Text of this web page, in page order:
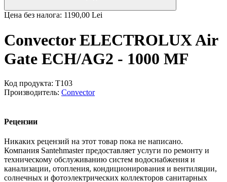
Цена без налога: 1190,00 Lei
Convector ELECTROLUX Air
Gate ECH/AG2 - 1000 MF
Код продукта: T103
Производитель: Convector
Рецензии
Никаких рецензий на этот товар пока не написано.
Компания Santehmaster предоставляет услуги по ремонту и
техническому обслуживанию систем водоснабжения и
канализации, отопления, кондиционирования и вентиляции,
солнечных и фотоэлектрических коллекторов санитарных